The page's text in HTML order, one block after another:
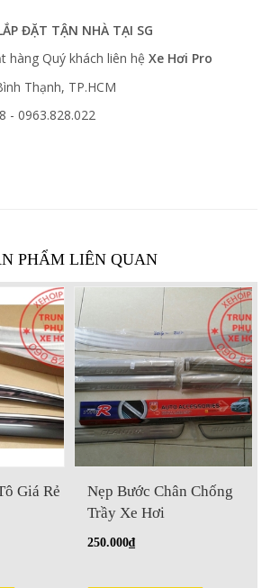
ĐẶT TẬN NHÀ TẠI SG
hàng Quý khách liên hệ Xe Hơi Pro
Thạnh, TP.HCM
- 0963.828.022
PHẨM LIÊN QUAN
Giá Rẻ
Nẹp Bước Chân Chống
Trầy Xe Hơi
250.000₫